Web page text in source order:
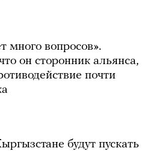
много вопросов».
он сторонник альянса,
почти
будут пускать